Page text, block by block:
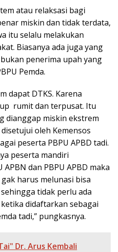
atau relaksasi bagi
miskin dan tidak terdata,
itu selalu melakukan
Biasanya ada juga yang
penerima upah yang
Pemda.
dapat DTKS. Karena
rumit dan terpusat. Itu
dianggap miskin ekstrem
oleh Kemensos
peserta PBPU APBD tadi.
peserta mandiri
dan PBPU APBD maka
harus melunasi bisa
tidak perlu ada
didaftarkan sebagai
tadi,” pungkasnya.
Dr. Arus Kembali